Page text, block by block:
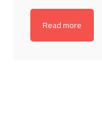
Read more